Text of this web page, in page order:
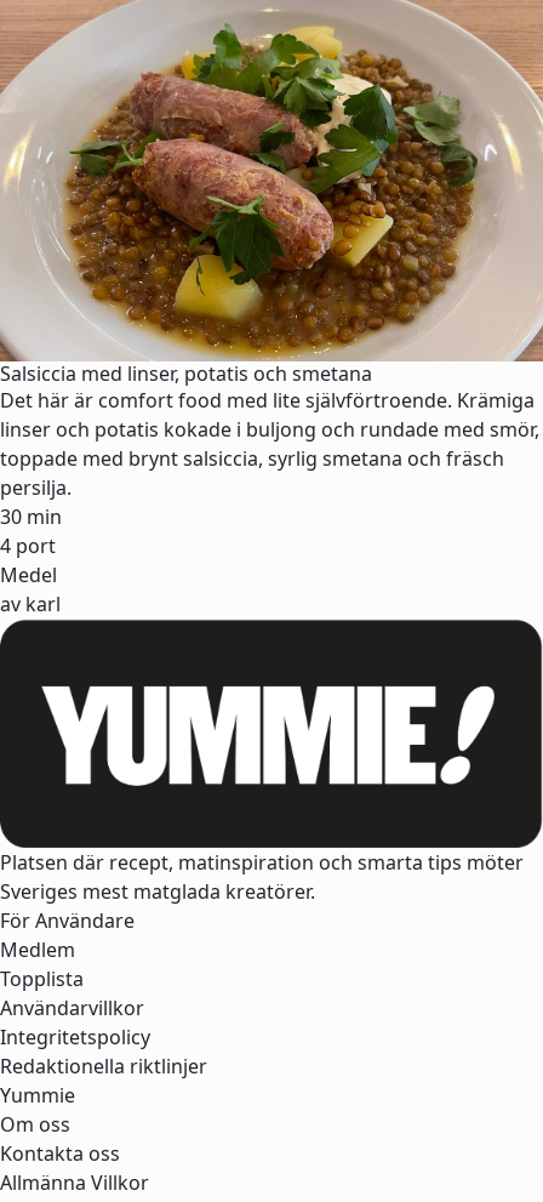
Salsiccia med linser, potatis och smetana
Det här är comfort food med lite självförtroende. Krämiga
linser och potatis kokade i buljong och rundade med smör,
toppade med brynt salsiccia, syrlig smetana och fräsch
persilja.
30 min
4 port
Medel
av karl
Platsen där recept, matinspiration och smarta tips möter
Sveriges mest matglada kreatörer.
För Användare
Medlem
Topplista
Användarvillkor
Integritetspolicy
Redaktionella riktlinjer
Yummie
Om oss
Kontakta oss
Allmänna Villkor